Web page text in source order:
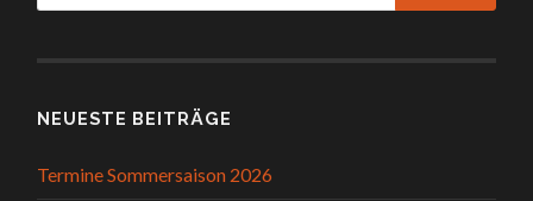
NEUESTE BEITRÄGE
Termine Sommersaison 2026